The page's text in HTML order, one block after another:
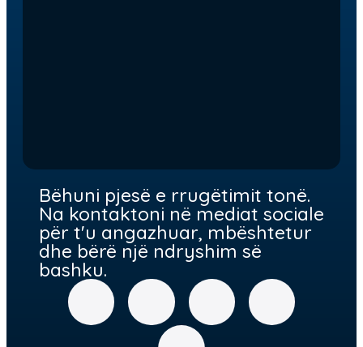
Bëhuni pjesë e rrugëtimit tonë.
Na kontaktoni në mediat sociale
për t'u angazhuar, mbështetur
dhe bërë një ndryshim së
bashku.